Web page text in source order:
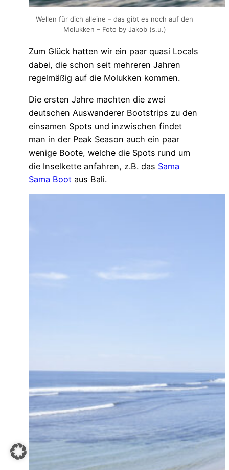
Wellen für dich alleine – das gibt es noch auf den
Molukken – Foto by Jakob (s.u.)
Zum Glück hatten wir ein paar quasi Locals
dabei, die schon seit mehreren Jahren
regelmäßig auf die Molukken kommen.
Die ersten Jahre machten die zwei
deutschen Auswanderer Bootstrips zu den
einsamen Spots und inzwischen findet
man in der Peak Season auch ein paar
wenige Boote, welche die Spots rund um
die Inselkette anfahren, z.B. das Sama
Sama Boot aus Bali.